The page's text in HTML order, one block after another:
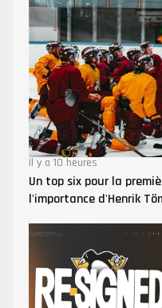
Il y a 10 heures
Un top six pour la
l'importance d'Henrik